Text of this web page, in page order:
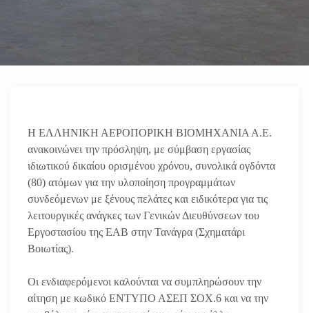
Η ΕΛΛΗΝΙΚΗ ΑΕΡΟΠΟΡΙΚΗ ΒΙΟΜΗΧΑΝΙΑ Α.Ε.
ανακοινώνει την πρόσληψη, με σύμβαση εργασίας
ιδιωτικού δικαίου ορισμένου χρόνου, συνολικά ογδόντα
(80) ατόμων για την υλοποίηση προγραμμάτων
συνδεόμενων με ξένους πελάτες και ειδικότερα για τις
λειτουργικές ανάγκες των Γενικών Διευθύνσεων του
Εργοστασίου της ΕΑΒ στην Τανάγρα (Σχηματάρι
Βοιωτίας).
Οι ενδιαφερόμενοι καλούνται να συμπληρώσουν την
αίτηση με κωδικό ΕΝΤΥΠΟ ΑΣΕΠ ΣΟΧ.6 και να την